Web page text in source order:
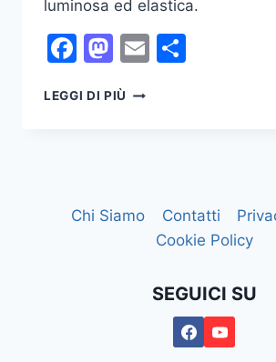
luminosa ed elastica.
Facebook
Mastodon
Email
LEGGI DI PIÙ COSA
TEMPO?
Chi Siamo Contatti
Cookie Policy
SEGUICI SU